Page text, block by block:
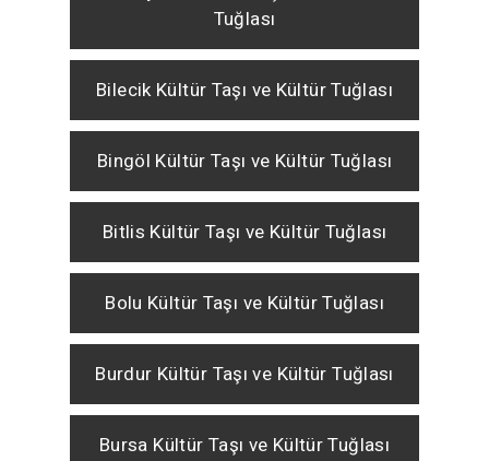
Tuğlası
Bilecik Kültür Taşı ve Kültür Tuğlası
Bingöl Kültür Taşı ve Kültür Tuğlası
Bitlis Kültür Taşı ve Kültür Tuğlası
Bolu Kültür Taşı ve Kültür Tuğlası
Burdur Kültür Taşı ve Kültür Tuğlası
Bursa Kültür Taşı ve Kültür Tuğlası